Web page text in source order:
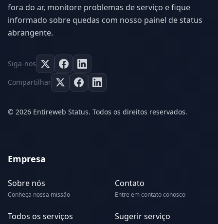
fora do ar, monitore problemas de serviço e fique
informado sobre quedas com nosso painel de status
abrangente.
Siga-nos
Compartilhar
© 2026 Entireweb Status. Todos os direitos reservados.
Empresa
Sobre nós
Conheça nossa missão
Contato
Entre em contato conosco
Todos os serviços Sugerir serviço